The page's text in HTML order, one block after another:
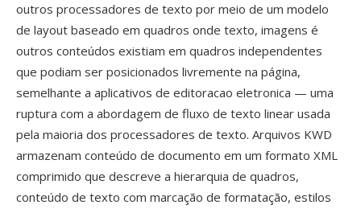
outros processadores de texto por meio de um modelo
de layout baseado em quadros onde texto, imagens é
outros conteúdos existiam em quadros independentes
que podiam ser posicionados livremente na página,
semelhante a aplicativos de editoracao eletronica — uma
ruptura com a abordagem de fluxo de texto linear usada
pela maioria dos processadores de texto. Arquivos KWD
armazenam conteúdo de documento em um formato XML
comprimido que descreve a hierarquia de quadros,
conteúdo de texto com marcação de formatação, estilos